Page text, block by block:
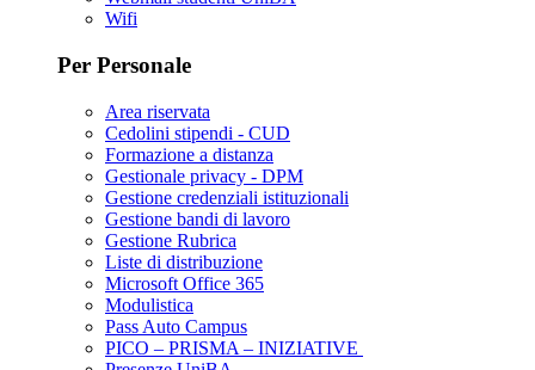
Wifi
Per Personale
Area riservata
Cedolini stipendi - CUD
Formazione a distanza
Gestionale privacy - DPM
Gestione credenziali istituzionali
Gestione bandi di lavoro
Gestione Rubrica
Liste di distribuzione
Microsoft Office 365
Modulistica
Pass Auto Campus
PICO – PRISMA – INIZIATIVE